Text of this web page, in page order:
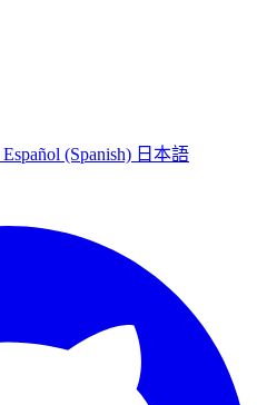
Español (Spanish) 日本語